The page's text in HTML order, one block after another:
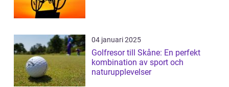
04 januari 2025
Golfresor till Skåne: En perfekt
kombination av sport och
naturupplevelser